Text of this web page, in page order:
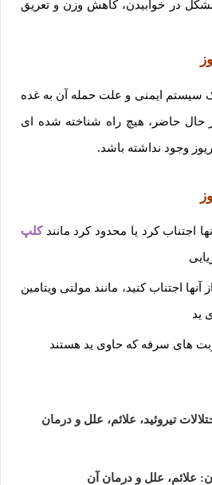
در خوابیدن، کاهش وزن و تعریق
سیستم ایمنی و علت حمله آن به غده
حال حاضر، هیچ راه شناخته شده ای
وجود نداشته باشد.
اجتناب کرد یا محدود کرد مانندکلپ
اجتناب کنید، مانند مولتی ویتامین
ید
های سرفه که حاوی ید هستند
تیروئید، علائم، علل و درمان
علائم، علل و درمان آن